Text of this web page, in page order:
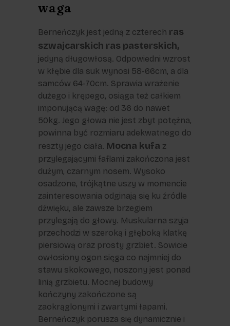
waga
Berneńczyk jest jedną z czterech ras
szwajcarskich ras pasterskich,
jedyną długowłosą. Odpowiedni wzrost
w kłębie dla suk wynosi 58-66cm, a dla
samców 64-70cm. Sprawia wrażenie
dużego i krępego, osiąga też całkiem
imponującą wagę: od 36 do nawet
50kg. Jego głowa nie jest zbyt potężna,
powinna być rozmiaru adekwatnego do
reszty jego ciała. Mocna kufa z
przylegającymi faflami zakończona jest
dużym, czarnym nosem. Wysoko
osadzone, trójkątne uszy w momencie
zainteresowania odginają się ku źródle
dźwięku, ale zawsze brzegiem
przylegają do głowy. Muskularna szyja
przechodzi w szeroką i głęboką klatkę
piersiową oraz prosty grzbiet. Sowicie
owłosiony ogon sięga co najmniej do
stawu skokowego, noszony jest ponad
linią grzbietu. Mocnej budowy
kończyny zakończone są
zaokrąglonymi i zwartymi łapami.
Berneńczyk porusza się dynamicznie i